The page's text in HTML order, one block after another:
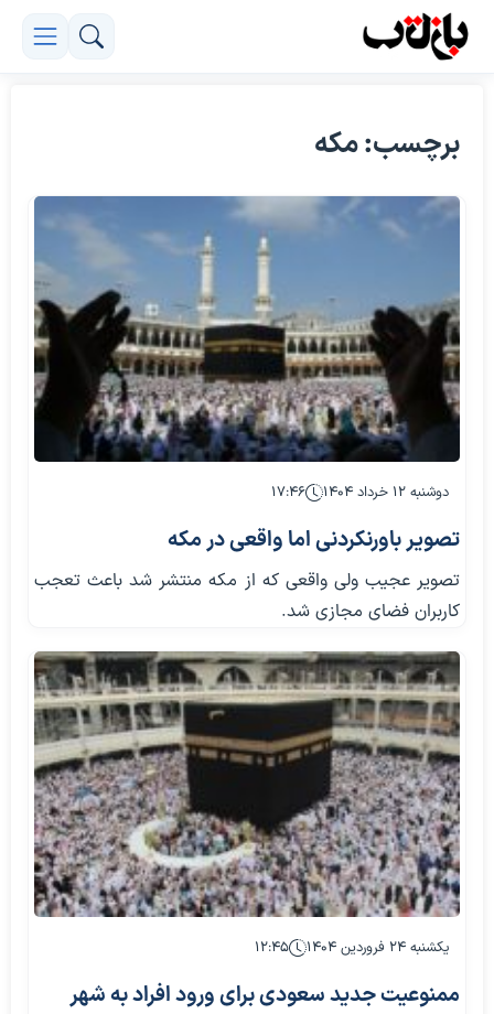
برچسب: مکه
دوشنبه ۱۲ خرداد ۱۴۰۴ ۱۷:۴۶
تصویر باورنکردنی اما واقعی در مکه
تصویر عجیب ولی واقعی که از مکه منتشر شد باعث تعجب
کاربران فضای مجازی شد.
یکشنبه ۲۴ فروردین ۱۴۰۴ ۱۲:۴۵
ممنوعیت جدید سعودی برای ورود افراد به شهر